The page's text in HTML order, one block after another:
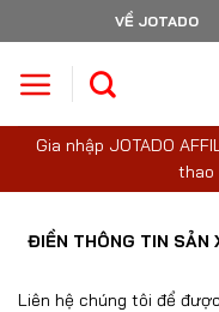
to
VỀ JOTADO
Gia nhập JOTADO
thao
ĐIỀN THÔNG TIN SẢN
Liên hệ chúng tôi để